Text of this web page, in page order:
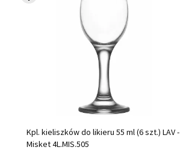
Kpl. kieliszków do likieru 55 ml (6 szt.) LAV -
Misket 4L.MIS.505